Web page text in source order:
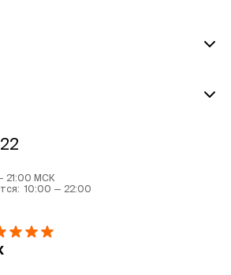
21:00 МСК
10:00 — 22:00